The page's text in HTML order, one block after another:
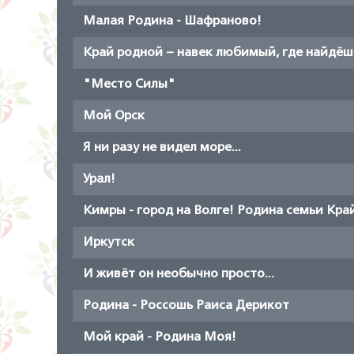
Малая Родина - Шафраново!
Край родной – навек любимый, где
"Место Силы"
Мой Орск
Я ни разу не видел море...
Урал!
Кимры - город на Волге! Родина семьи
Иркутск
И живёт он необычно просто...
Родина - Россошь Раиса Дерикот
Мой край - Родина Моя!